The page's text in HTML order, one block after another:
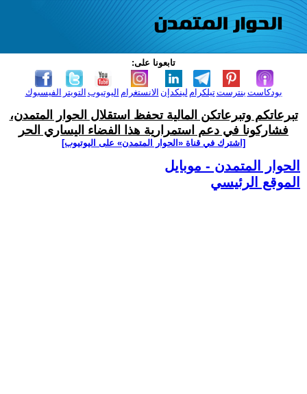
تابعونا على:
الفيسبوك التويتر اليوتيوب الانستغرام لينكدإن تيلكرامبنترست بودكاست
تبرعاتكم وتبرعاتكن المالية تحفظ استقلال الحوار المتمدن،
فشاركونا في دعم استمرارية هذا الفضاء اليساري الحر
[اشترك في قناة ‫«الحوار المتمدن» على اليوتيوب]
الحوار المتمدن - موبايل
الموقع الرئيسي